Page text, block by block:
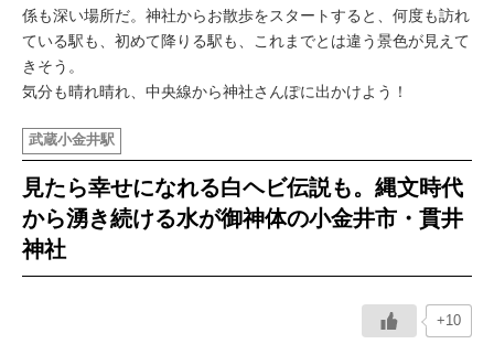
特集
連載
中央線フェス
イベント情報
おしらせ
係も深い場所だ。神社からお散歩をスタートすると、何度も訪れ
ている駅も、初めて降りる駅も、これまでとは違う景色が見えて
きそう。
気分も晴れ晴れ、中央線から神社さんぽに出かけよう！
武蔵小金井駅
見たら幸せになれる白ヘビ伝説も。縄文時代
から湧き続ける水が御神体の小金井市・貫井
神社
+10